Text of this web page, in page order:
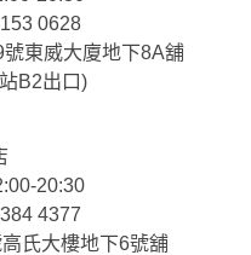
0628
東威大廈地下8A舖
出口)
20:30
4377
氏大樓地下6號舖